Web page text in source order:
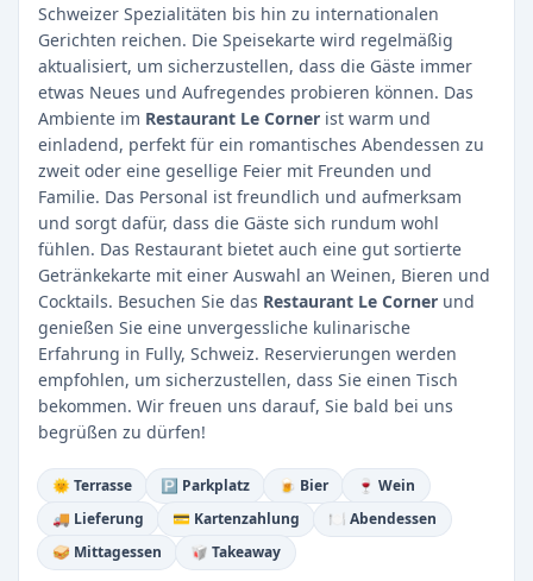
Schweizer Spezialitäten bis hin zu internationalen
Gerichten reichen. Die Speisekarte wird regelmäßig
aktualisiert, um sicherzustellen, dass die Gäste immer
etwas Neues und Aufregendes probieren können. Das
Ambiente im Restaurant Le Corner ist warm und
einladend, perfekt für ein romantisches Abendessen zu
zweit oder eine gesellige Feier mit Freunden und
Familie. Das Personal ist freundlich und aufmerksam
und sorgt dafür, dass die Gäste sich rundum wohl
fühlen. Das Restaurant bietet auch eine gut sortierte
Getränkekarte mit einer Auswahl an Weinen, Bieren und
Cocktails. Besuchen Sie das Restaurant Le Corner und
genießen Sie eine unvergessliche kulinarische
Erfahrung in Fully, Schweiz. Reservierungen werden
empfohlen, um sicherzustellen, dass Sie einen Tisch
bekommen. Wir freuen uns darauf, Sie bald bei uns
begrüßen zu dürfen!
🌞 Terrasse 🅿️ Parkplatz 🍺 Bier
🍷 Wein
🚚 Lieferung
💳 Kartenzahlung
🍽️ Abendessen
🥪 Mittagessen
🥡 Takeaway